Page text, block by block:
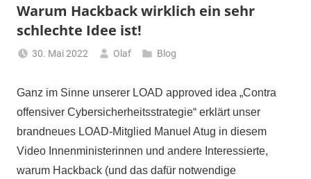
Warum Hackback wirklich ein sehr
schlechte Idee ist!
30. Mai 2022 Olaf Blog
Ganz im Sinne unserer LOAD approved idea „Contra
offensiver Cybersicherheitsstrategie“ erklärt unser
brandneues LOAD-Mitglied Manuel Atug in diesem
Video Innenministerinnen und andere Interessierte,
warum Hackback (und das dafür notwendige